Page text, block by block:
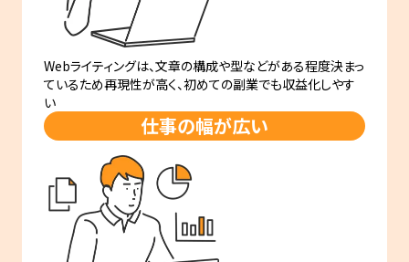
Webライティングは、文章の構成や型などがある程度決まっ
ているため再現性が高く、初めての副業でも収益化しやす
い
仕事の幅が広い